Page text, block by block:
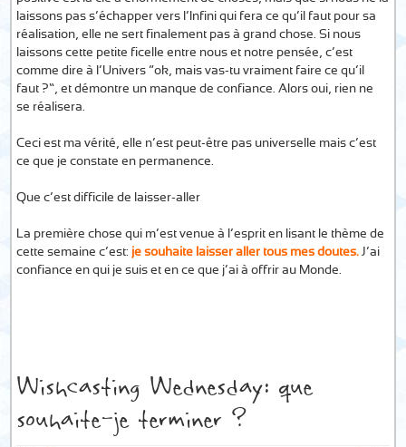
laissons pas s’échapper vers l’Infini qui fera ce qu’il faut pour sa
réalisation, elle ne sert finalement pas à grand chose. Si nous
laissons cette petite ficelle entre nous et notre pensée, c’est
comme dire à l’Univers “ok, mais vas-tu vraiment faire ce qu’il
faut ?”, et démontre un manque de confiance. Alors oui, rien ne
se réalisera.
Ceci est ma vérité, elle n’est peut-être pas universelle mais c’est
ce que je constate en permanence.
Que c’est difficile de laisser-aller…
La première chose qui m’est venue à l’esprit en lisant le thème de
cette semaine c’est: je souhaite laisser aller tous mes doutes. J’ai
confiance en qui je suis et en ce que j’ai à offrir au Monde.
Wishcasting Wednesday: que
souhaite-je terminer ?